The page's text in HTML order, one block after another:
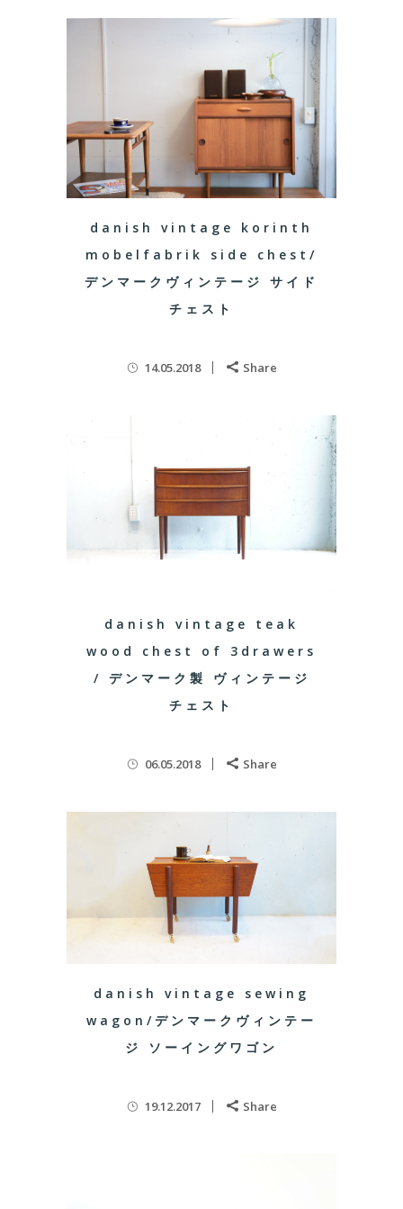
danish vintage korinth
mobelfabrik side chest/
デンマークヴィンテージ サイド
チェスト
14.05.2018 Share
danish vintage teak
wood chest of 3drawers
/ デンマーク製 ヴィンテージ
チェスト
06.05.2018 Share
danish vintage sewing
wagon/デンマークヴィンテー
ジ ソーイングワゴン
19.12.2017 Share